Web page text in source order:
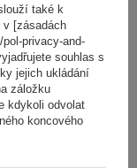
také k
v [zásadách
privacy-and-
souhlas s
jejich ukládání
záložku
kdykoli odvolat
koncového